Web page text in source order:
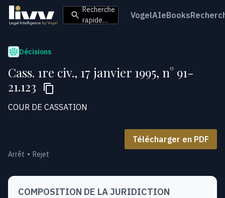
Recherche
rapide…
VogelAIeBooks
Décisions
Cass. 1re civ., 17 janvier 1995, n° 91-
21.123
COUR DE CASSATION
Télécharger en PDF
Arrêt Rejet
COMPOSITION DE LA JURIDICTION